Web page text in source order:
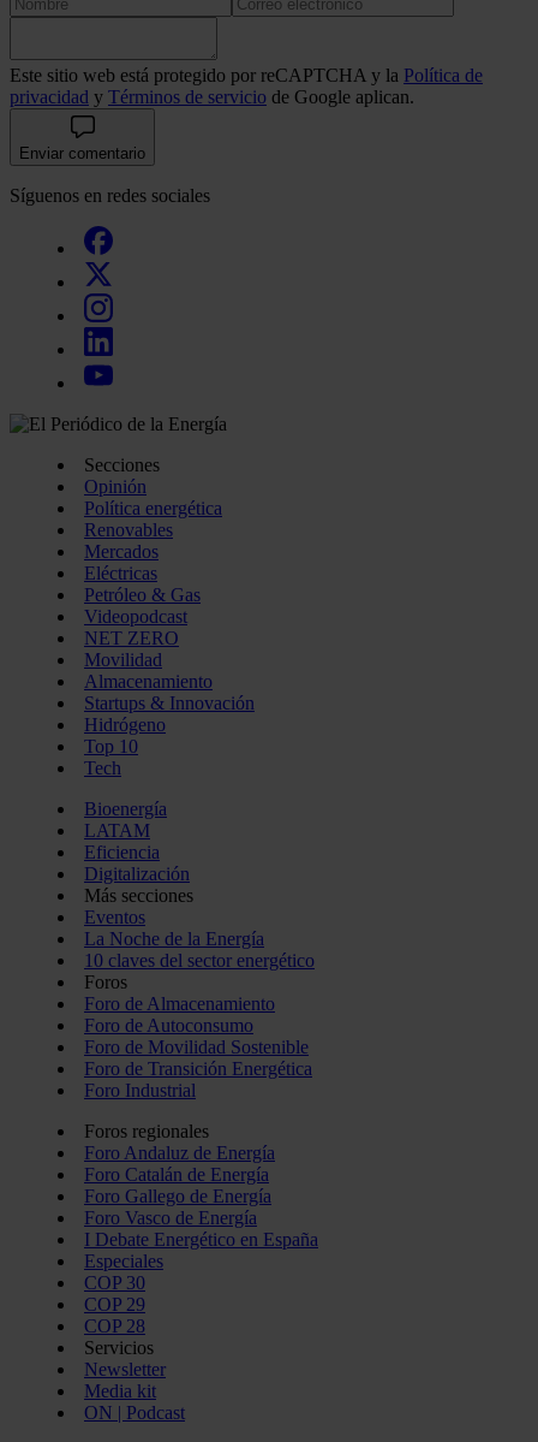
Este sitio web está protegido por reCAPTCHA y la Política de
privacidad y Términos de servicio de Google aplican.
Enviar comentario
Síguenos en redes sociales
Secciones
Opinión
Política energética
Renovables
Mercados
Eléctricas
Petróleo & Gas
Videopodcast
NET ZERO
Movilidad
Almacenamiento
Startups & Innovación
Hidrógeno
Top 10
Tech
Bioenergía
LATAM
Eficiencia
Digitalización
Más secciones
Eventos
La Noche de la Energía
10 claves del sector energético
Foros
Foro de Almacenamiento
Foro de Autoconsumo
Foro de Movilidad Sostenible
Foro de Transición Energética
Foro Industrial
Foros regionales
Foro Andaluz de Energía
Foro Catalán de Energía
Foro Gallego de Energía
Foro Vasco de Energía
I Debate Energético en España
Especiales
COP 30
COP 29
COP 28
Servicios
Newsletter
Media kit
ON | Podcast